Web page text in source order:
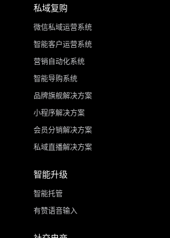
私域复购
微信私域运营系统
智能客户运营系统
营销自动化系统
智能导购系统
品牌旗舰解决方案
小程序解决方案
会员分销解决方案
私域直播解决方案
智能升级
智能托管
有赞语音输入